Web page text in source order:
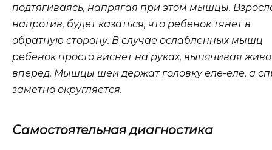
подтягиваясь, напрягая при этом мышцы.
напротив, будет казаться, что ребенок тянет в
обратную сторону. В случае ослабленных мышц
ребенок просто виснет на руках, выпячивая
вперед. Мышцы шеи держат головку еле-еле, а
заметно округляется.
Самостоятельная диагностика